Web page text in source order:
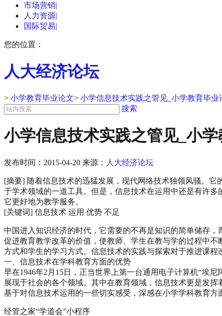
市场营销|
人力资源|
国际贸易|
您的位置：
人大经济论坛
> 小学教育毕业论文> 小学信息技术实践之管见_小学教育毕业
搜索
小学信息技术实践之管见_小
发布时间： 2015-04-20 来源： 人大经济论坛
[摘要] 随着信息技术的迅猛发展，现代网络技术独领风骚。
于学术领域的一道工具。但是，信息技术在运用中还是有许
它更好地为教学服务。
[关键词] 信息技术 运用 优势 不足
中国进入知识经济的时代，它需要的不再是知识的简单储存
促进教育教学改革的价值，使教师、学生在教与学的过程中
方式和学生的学习方式。信息技术的实践与探索对于推进课
一、信息技术在学科教育方面的优势
早在1946年2月15日，正当世界上第一台通用电子计算机“埃
展现于社会的各个领域。其中在教育领域，信息技术更是发挥
基于对信息技术运用的一些切实感受，深感在小学学科教育
经管之家“学道会”小程序